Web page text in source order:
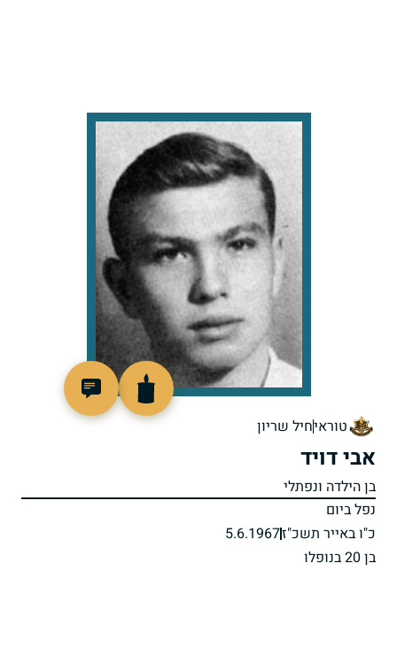
טוראיחיל שריון
אבי דויד
בן הילדה ונפתלי
נפל ביום
כ"ו באייר תשכ"ז5.6.1967
בן 20 בנופלו